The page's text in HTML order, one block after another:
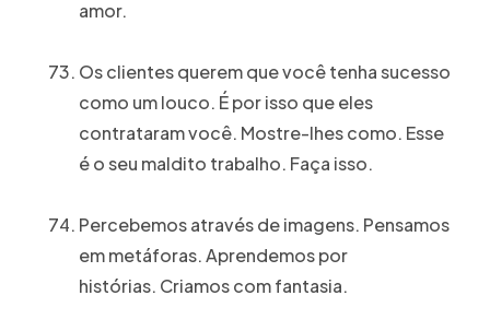
amor.
Os clientes querem que você tenha sucesso
como um louco. É por isso que eles
contrataram você. Mostre-lhes como. Esse
é o seu maldito trabalho. Faça isso.
Percebemos através de imagens. Pensamos
em metáforas. Aprendemos por
histórias. Criamos com fantasia.